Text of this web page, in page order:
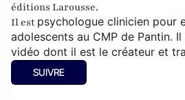
éditions Larousse.
Il est psychologue clinicien pour
adolescents au CMP de Pantin. Il
vidéo dont il est le créateur et
sur un livre concernant les
SUIVRE